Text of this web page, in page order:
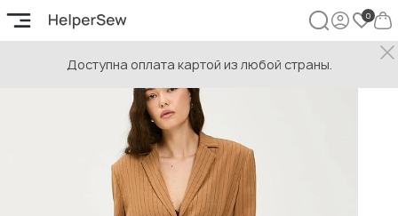
Доступна оплата картой из любой страны.